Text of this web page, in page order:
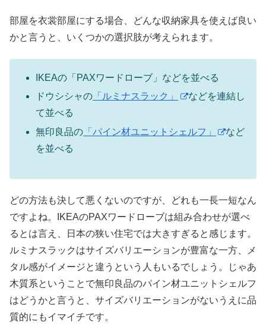
部屋を衣裳部屋にする場合、どんな収納家具を使えば良い
かと言うと、いくつかの選択肢が考えられます。
IKEAの「PAXワードローブ」などを並べる
ドウシシャの 「ルミナスラック」
などを連結し
て並べる
無印良品の 「パイン材ユニットシェルフ」
など
を並べる
どの方法も決して悪くないのですが、どれも一長一短なん
ですよね。IKEAのPAXワードローブは組み合わせが選べ
るとは言え、日本の狭い住宅では大きすぎると感じます。
ルミナスラックはサイズバリエーションが豊富な一方、メ
タル感がイメージと違うという人もいるでしょう。じゃあ
木質系ということで無印良品のパイン材ユニットシェルフ
はどうかと言うと、サイズバリエーションがないうえに品
質的にもイマイチです。